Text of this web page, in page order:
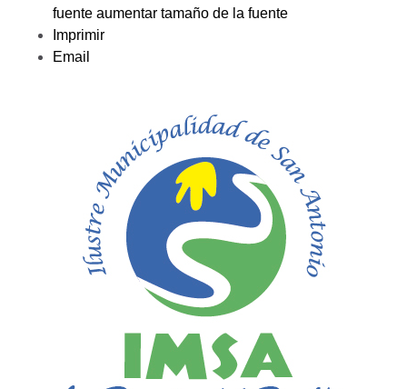
fuente aumentar tamaño de la fuente
Imprimir
Email